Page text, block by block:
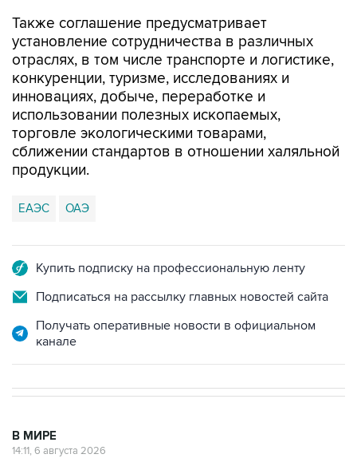
Также соглашение предусматривает
установление сотрудничества в различных
отраслях, в том числе транспорте и логистике,
конкуренции, туризме, исследованиях и
инновациях, добыче, переработке и
использовании полезных ископаемых,
торговле экологическими товарами,
сближении стандартов в отношении халяльной
продукции.
ЕАЭС ОАЭ
Купить подписку на профессиональную ленту
Подписаться на рассылку главных новостей сайта
Получать оперативные новости в официальном
канале
В МИРЕ
14:11, 6 августа 2026